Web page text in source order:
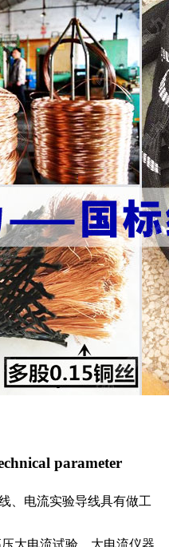
parameter
、电流实验导线具有做工
大电流试验、大电流仪器